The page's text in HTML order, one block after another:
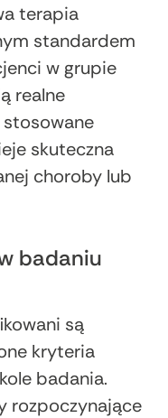
terapia
standardem
w grupie
realne
stosowane
skuteczna
choroby lub
badaniu
są
kryteria
badania.
rozpoczynające